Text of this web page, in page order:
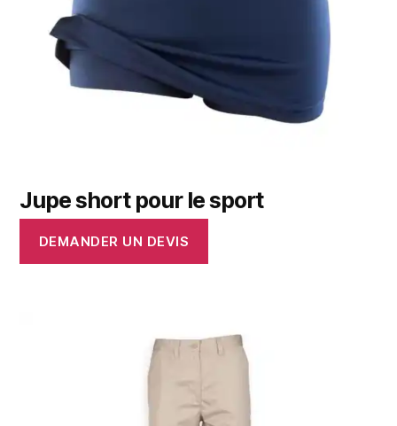
Jupe short pour le sport
DEMANDER UN DEVIS